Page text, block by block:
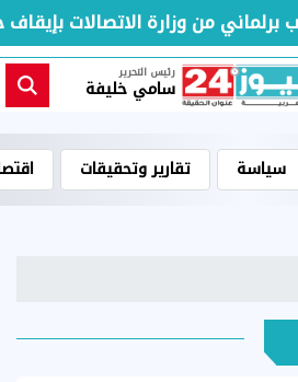
من وزارة الاتصالات بإيقاف
رئيس التحرير
سامي خليفة
سياسة تقارير وتحقيقات